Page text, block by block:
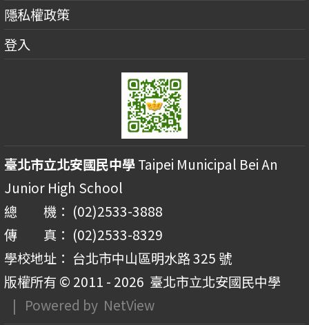
隱私權政策
登入
臺北市立北安國民中學Taipei Municipal Bei An
Junior High School
總 機： (02)2533-3888
傳 真： (02)2533-8329
學校地址： 台北市中山區明水路 325 號
版權所有 © 2011 - 2026 臺北市立北安國民中學
| Powered by NetView